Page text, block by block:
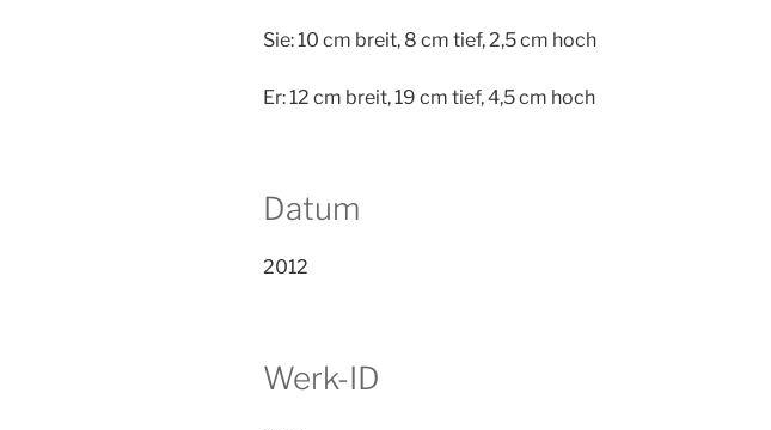
Sie: 10 cm breit, 8 cm tief, 2,5 cm hoch
Er: 12 cm breit, 19 cm tief, 4,5 cm hoch
Datum
2012
Werk-ID